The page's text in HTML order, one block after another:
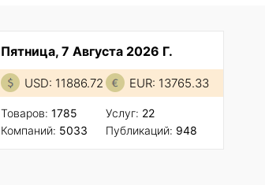
Пятница, 7 Августа 2026 Г.
USD: 11886.72 EUR: 13765.33
Товаров: 1785
Компаний: 5033
Услуг: 22
Публикаций: 948